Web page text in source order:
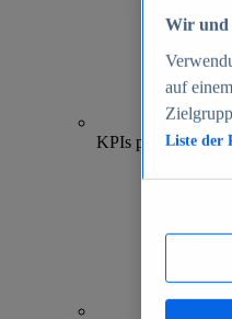
KPIs pro Shop
Wir und
auf
Liste der